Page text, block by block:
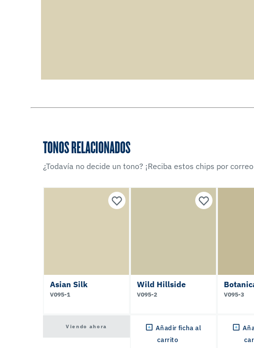
TONOS RELACIONADOS
¿Todavía no decide un tono? ¡Reciba estos chips por
Asian Silk
V095-1
Viendo ahora
Wild Hillside
V095-2
Añadir ficha al
carrito
V095-3